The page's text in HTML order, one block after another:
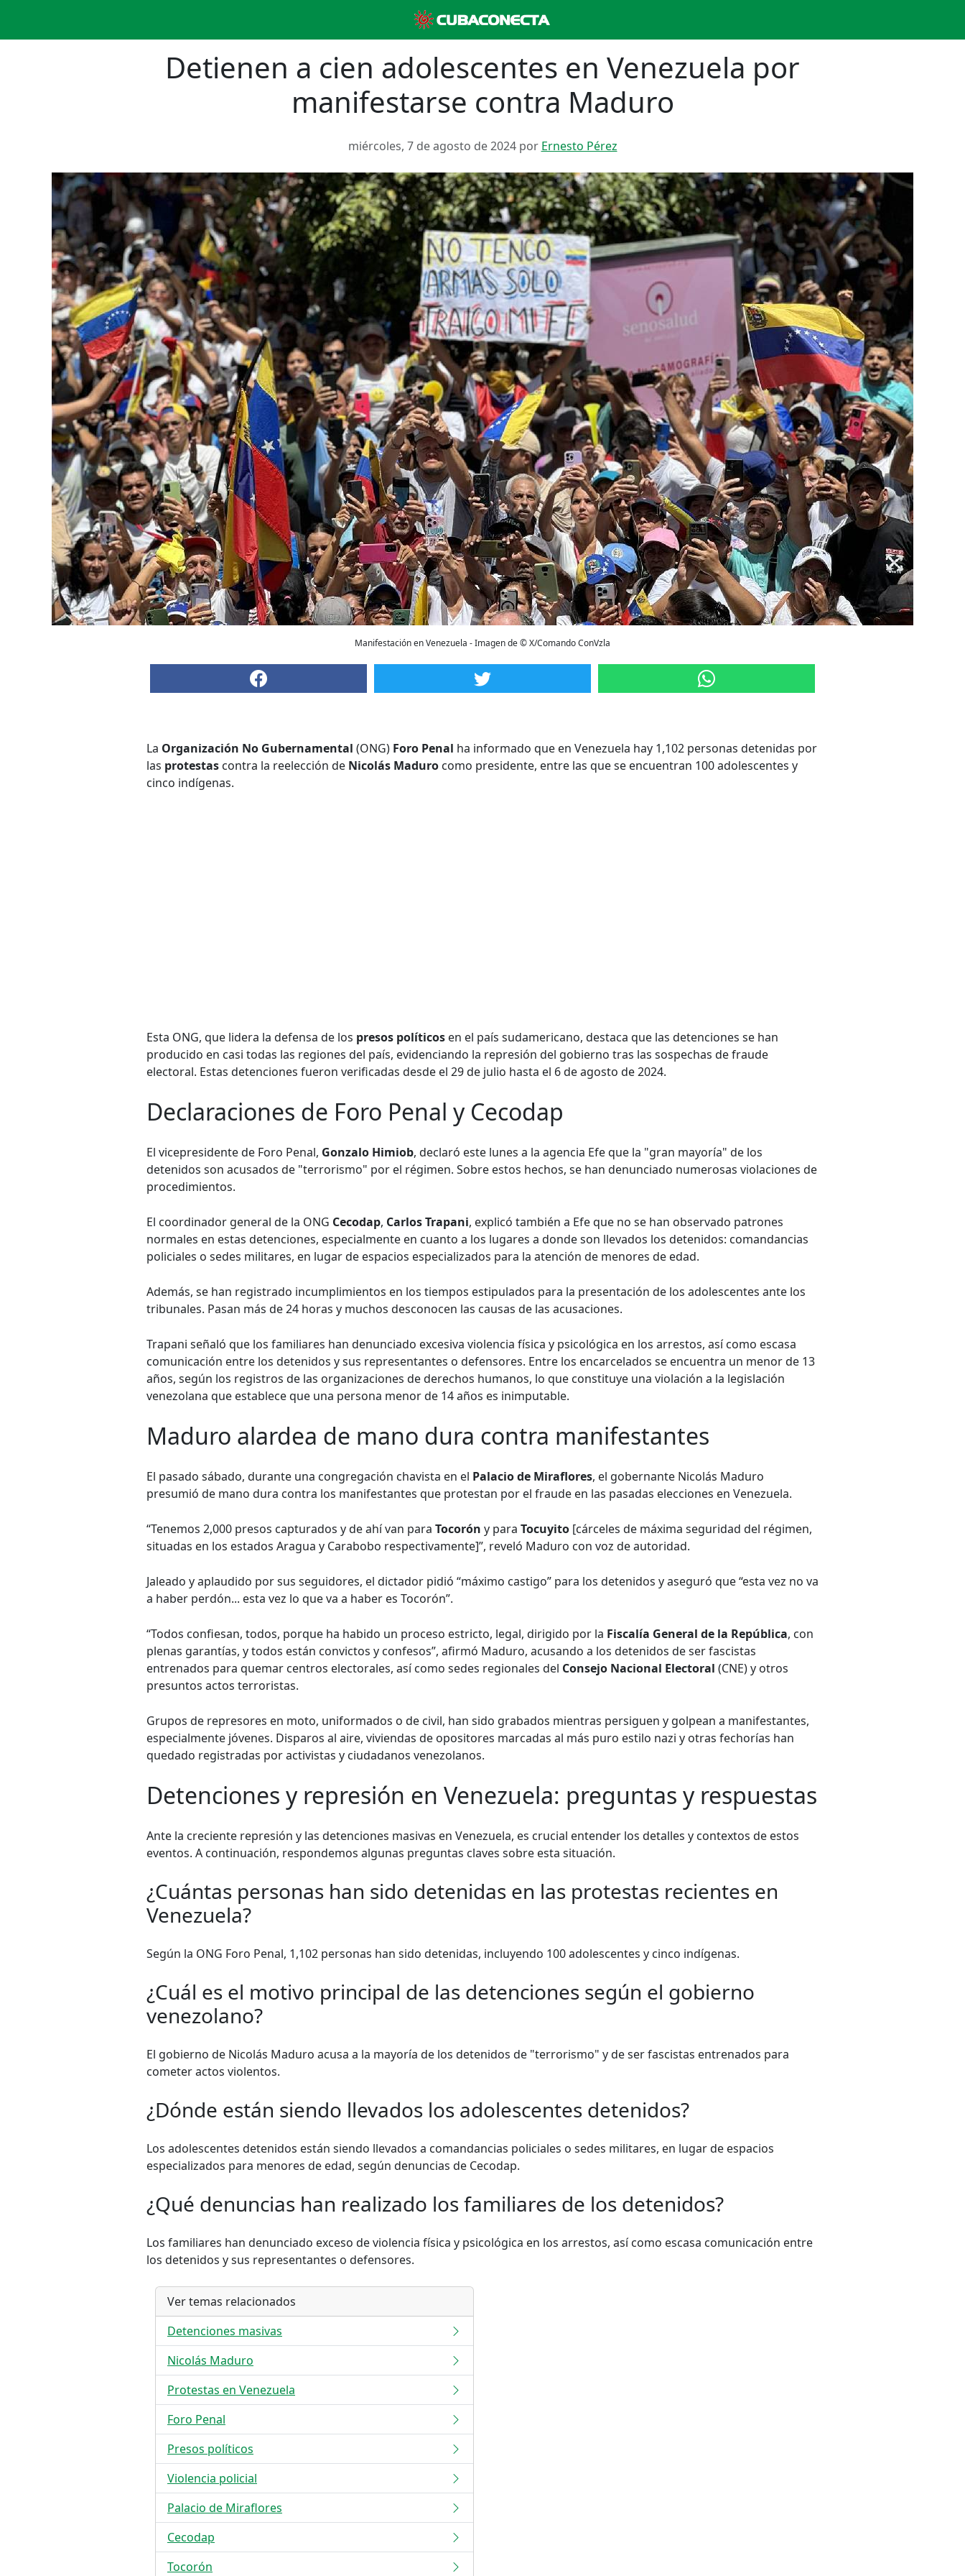
Detienen a cien adolescentes en Venezuela por
manifestarse contra Maduro
miércoles, 7 de agosto de 2024 por Ernesto Pérez
Manifestación en Venezuela - Imagen de © X/Comando ConVzla
La Organización No Gubernamental (ONG) Foro Penal ha informado que en Venezuela hay 1,102 personas detenidas por
las protestas contra la reelección de Nicolás Maduro como presidente, entre las que se encuentran 100 adolescentes y
cinco indígenas.
Esta ONG, que lidera la defensa de los presos políticos en el país sudamericano, destaca que las detenciones se han
producido en casi todas las regiones del país, evidenciando la represión del gobierno tras las sospechas de fraude
electoral. Estas detenciones fueron verificadas desde el 29 de julio hasta el 6 de agosto de 2024.
Declaraciones de Foro Penal y Cecodap
El vicepresidente de Foro Penal, Gonzalo Himiob, declaró este lunes a la agencia Efe que la "gran mayoría" de los
detenidos son acusados de "terrorismo" por el régimen. Sobre estos hechos, se han denunciado numerosas violaciones de
procedimientos.
El coordinador general de la ONG Cecodap, Carlos Trapani, explicó también a Efe que no se han observado patrones
normales en estas detenciones, especialmente en cuanto a los lugares a donde son llevados los detenidos: comandancias
policiales o sedes militares, en lugar de espacios especializados para la atención de menores de edad.
Además, se han registrado incumplimientos en los tiempos estipulados para la presentación de los adolescentes ante los
tribunales. Pasan más de 24 horas y muchos desconocen las causas de las acusaciones.
Trapani señaló que los familiares han denunciado excesiva violencia física y psicológica en los arrestos, así como escasa
comunicación entre los detenidos y sus representantes o defensores. Entre los encarcelados se encuentra un menor de 13
años, según los registros de las organizaciones de derechos humanos, lo que constituye una violación a la legislación
venezolana que establece que una persona menor de 14 años es inimputable.
Maduro alardea de mano dura contra manifestantes
El pasado sábado, durante una congregación chavista en el Palacio de Miraflores, el gobernante Nicolás Maduro
presumió de mano dura contra los manifestantes que protestan por el fraude en las pasadas elecciones en Venezuela.
“Tenemos 2,000 presos capturados y de ahí van para Tocorón y para Tocuyito [cárceles de máxima seguridad del régimen,
situadas en los estados Aragua y Carabobo respectivamente]”, reveló Maduro con voz de autoridad.
Jaleado y aplaudido por sus seguidores, el dictador pidió “máximo castigo” para los detenidos y aseguró que “esta vez no va
a haber perdón... esta vez lo que va a haber es Tocorón”.
“Todos confiesan, todos, porque ha habido un proceso estricto, legal, dirigido por la Fiscalía General de la República, con
plenas garantías, y todos están convictos y confesos”, afirmó Maduro, acusando a los detenidos de ser fascistas
entrenados para quemar centros electorales, así como sedes regionales del Consejo Nacional Electoral (CNE) y otros
presuntos actos terroristas.
Grupos de represores en moto, uniformados o de civil, han sido grabados mientras persiguen y golpean a manifestantes,
especialmente jóvenes. Disparos al aire, viviendas de opositores marcadas al más puro estilo nazi y otras fechorías han
quedado registradas por activistas y ciudadanos venezolanos.
Detenciones y represión en Venezuela: preguntas y respuestas
Ante la creciente represión y las detenciones masivas en Venezuela, es crucial entender los detalles y contextos de estos
eventos. A continuación, respondemos algunas preguntas claves sobre esta situación.
¿Cuántas personas han sido detenidas en las protestas recientes en
Venezuela?
Según la ONG Foro Penal, 1,102 personas han sido detenidas, incluyendo 100 adolescentes y cinco indígenas.
¿Cuál es el motivo principal de las detenciones según el gobierno
venezolano?
El gobierno de Nicolás Maduro acusa a la mayoría de los detenidos de "terrorismo" y de ser fascistas entrenados para
cometer actos violentos.
¿Dónde están siendo llevados los adolescentes detenidos?
Los adolescentes detenidos están siendo llevados a comandancias policiales o sedes militares, en lugar de espacios
especializados para menores de edad, según denuncias de Cecodap.
¿Qué denuncias han realizado los familiares de los detenidos?
Los familiares han denunciado exceso de violencia física y psicológica en los arrestos, así como escasa comunicación entre
los detenidos y sus representantes o defensores.
Ver temas relacionados
Detenciones masivas
Nicolás Maduro
Protestas en Venezuela
Foro Penal
Presos políticos
Violencia policial
Palacio de Miraflores
Cecodap
Tocorón